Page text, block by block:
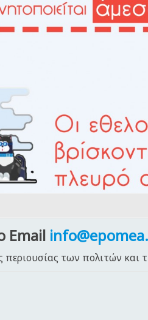
Email
των πολιτών και